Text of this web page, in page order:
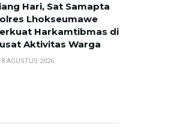
Hari, Sat Samapta
Lhokseumawe
Harkamtibmas di
Aktivitas Warga
8 AGUSTUS 2026